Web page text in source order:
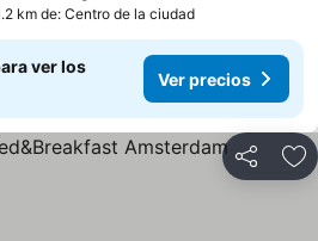
km de: Centro de la ciudad
ver los
Ver precios
Compartir